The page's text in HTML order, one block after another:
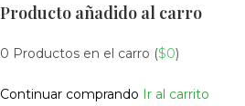
Producto añadido al carro
0 Productos en el carro ($0)
Continuar comprando Ir al carrito